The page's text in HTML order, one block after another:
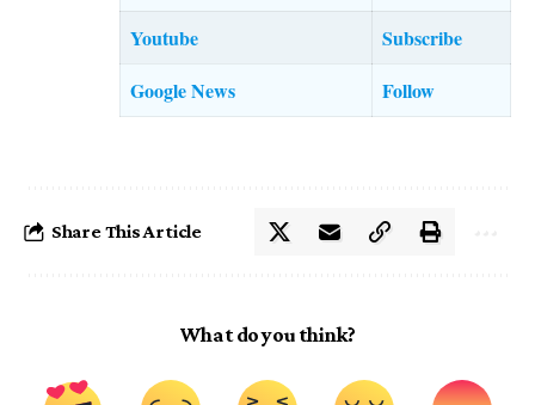
Youtube
Subscribe
Google News
Follow
Share This Article
What do you think?